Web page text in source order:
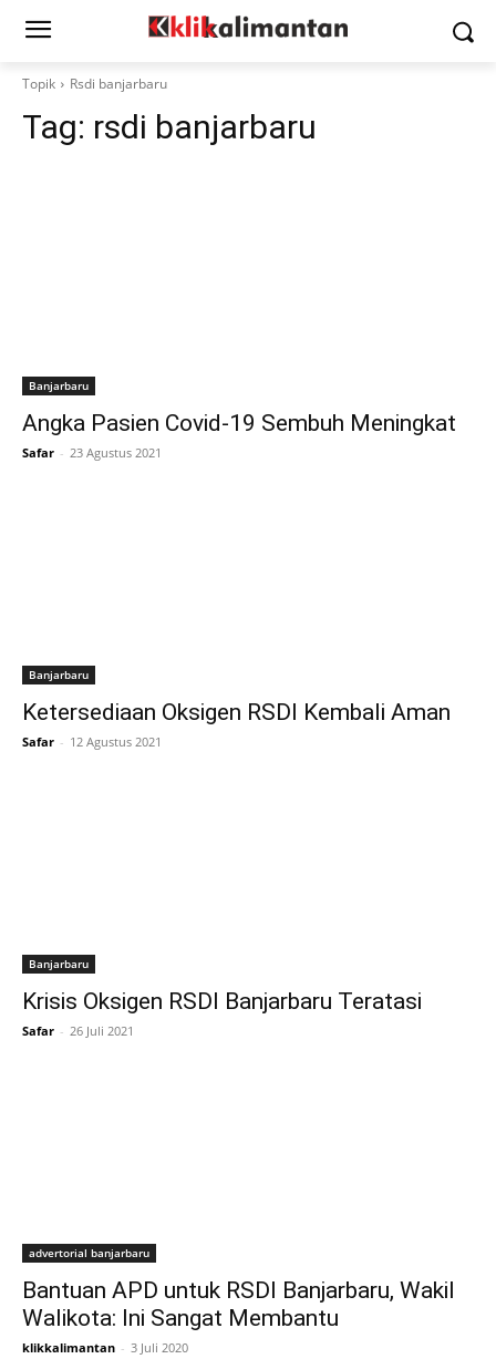
Topik Rsdi banjarbaru
Tag: rsdi banjarbaru
Banjarbaru
Angka Pasien Covid-19 Sembuh Meningkat
Safar - 23 Agustus 2021
Banjarbaru
Ketersediaan Oksigen RSDI Kembali Aman
Safar - 12 Agustus 2021
Banjarbaru
Krisis Oksigen RSDI Banjarbaru Teratasi
Safar - 26 Juli 2021
advertorial banjarbaru
Bantuan APD untuk RSDI Banjarbaru, Wakil
Walikota: Ini Sangat Membantu
klikkalimantan - 3 Juli 2020